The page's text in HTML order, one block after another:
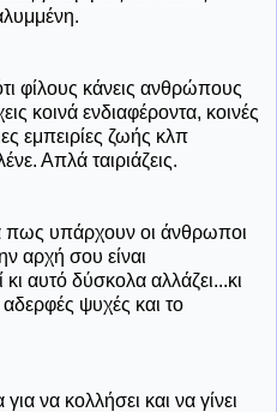
φίλους κάνεις ανθρώπους
κοινά ενδιαφέροντα, κοινές
εμπειρίες ζωής κλπ
Απλά ταιριάζεις.
πως υπάρχουν οι άνθρωποι
αρχή σου είναι
αυτό δύσκολα αλλάζει...κι
αδερφές ψυχές και το
να κολλήσει και να γίνει